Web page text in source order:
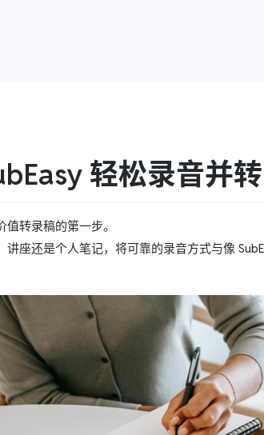
轻松录音并
转录稿的第一步。
讲座还是个人笔记，将可靠的录音方式与像